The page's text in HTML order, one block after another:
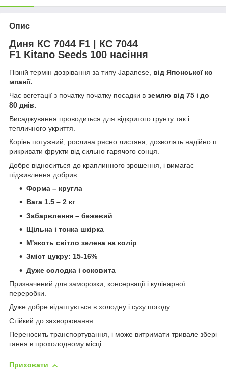
Опис
Диня КС 7044 F1 | КС 7044
F1 Kitano Seeds 100 насіння
Пізній термін дозрівання за типу Japanese, від Японської ко
мпанії.
Час вегетації з початку початку посадки в землю від 75 і до
80 днів.
Висаджування проводиться для відкритого грунту так і
тепличного укриття.
Корінь потужний, рослина рясно листяна, дозволять надійно п
рикривати фрукти від сильно гарячого сонця.
Добре відноситься до краплинного зрошення, і вимагає
підживлення добрив.
Форма – кругла
Вага 1.5 – 2 кг
Забарвлення – бежевий
Щільна і тонка шкірка
М'якоть світло зелена на колір
Зміст цукру: 15-16%
Дуже солодка і соковита
Призначений для заморозки, консервації і кулінарної
переробки.
Дуже добре відаптується в холодну і суху погоду.
Стійкий до захворювання.
Переносить транспортування, і може витримати тривале збері
гання в прохолодному місці.
Приховати